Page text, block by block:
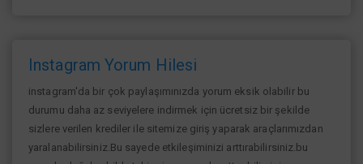
Instagram Yorum Hilesi
instagram'da bir çok paylaşımınızda yorum eksik olabilir bu
durumu daha az seviyelere indirmek için ücretsiz bir şekilde
sizlere verilen krediler ile sitemize giriş yaparak araçlarımızdan
yaralanabilirsiniz.Bu sayede etkileşiminizi arttırabilirsiniz.bu